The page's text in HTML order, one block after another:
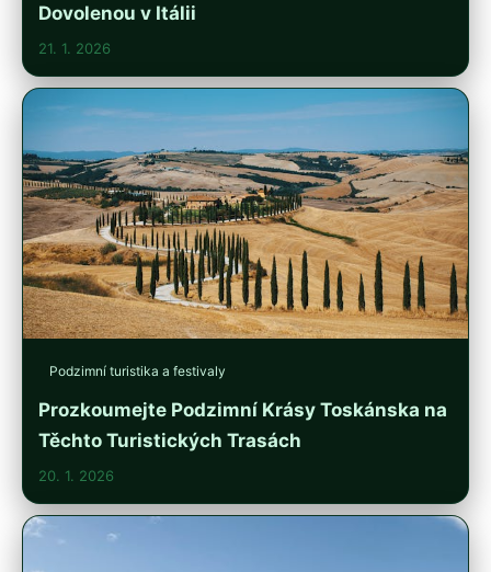
Dovolenou v Itálii
21. 1. 2026
Podzimní turistika a festivaly
Prozkoumejte Podzimní Krásy Toskánska na
Těchto Turistických Trasách
20. 1. 2026